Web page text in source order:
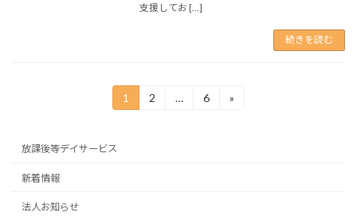
支援してお […]
続きを読む
の
ペ
ー
固
定
1
固
2 …
固
6 »
放課後等デイサービス
新着情報
法人お知らせ